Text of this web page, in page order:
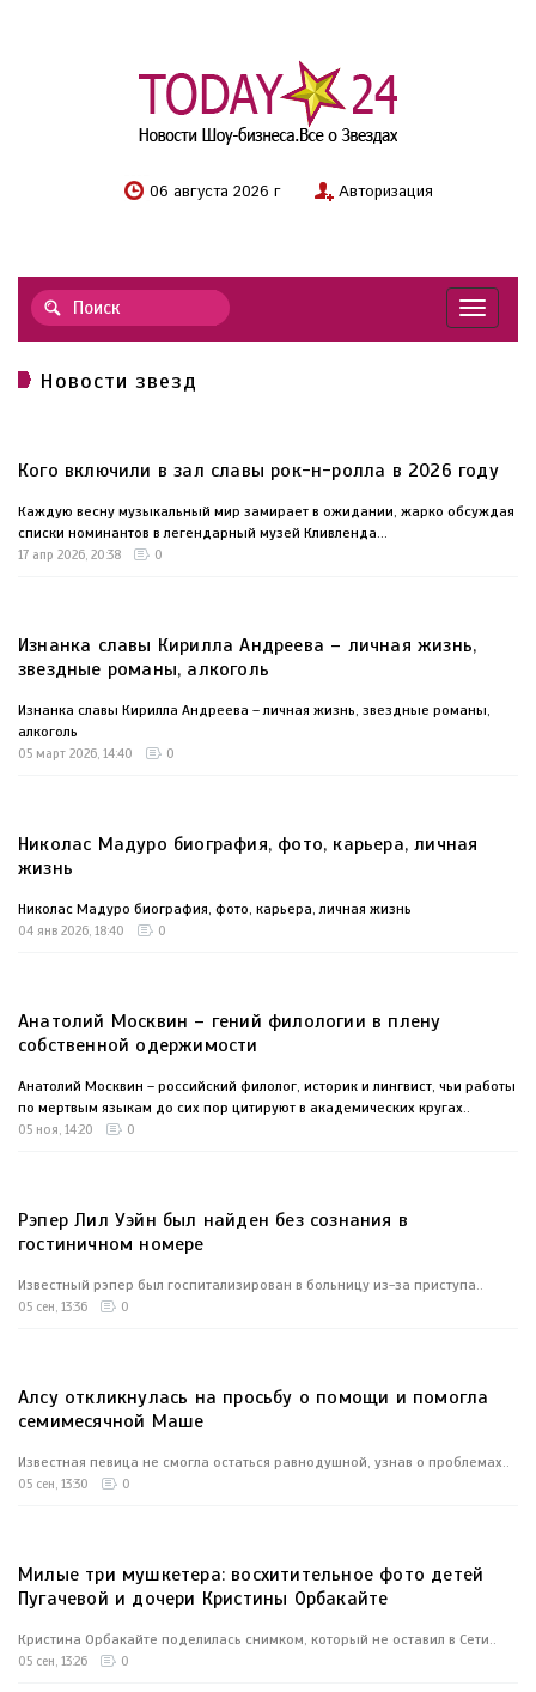
06 августа 2026 г Авторизация
Новости звезд
Кого включили в зал славы рок-н-ролла в 2026 году
Каждую весну музыкальный мир замирает в ожидании, жарко обсуждая
списки номинантов в легендарный музей Кливленда...
17 апр 2026, 20:38
0
Изнанка славы Кирилла Андреева – личная жизнь,
звездные романы, алкоголь
Изнанка славы Кирилла Андреева – личная жизнь, звездные романы,
алкоголь
05 март 2026, 14:40
0
Николас Мадуро биография, фото, карьера, личная
жизнь
Николас Мадуро биография, фото, карьера, личная жизнь
04 янв 2026, 18:40
0
Анатолий Москвин – гений филологии в плену
собственной одержимости
Анатолий Москвин – российский филолог, историк и лингвист, чьи работы
по мертвым языкам до сих пор цитируют в академических кругах..
05 ноя, 14:20
0
Рэпер Лил Уэйн был найден без сознания в
гостиничном номере
Известный рэпер был госпитализирован в больницу из-за приступа..
05 сен, 13:36
0
Алсу откликнулась на просьбу о помощи и помогла
семимесячной Маше
Известная певица не смогла остаться равнодушной, узнав о проблемах..
05 сен, 13:30
0
Милые три мушкетера: восхитительное фото детей
Пугачевой и дочери Кристины Орбакайте
Кристина Орбакайте поделилась снимком, который не оставил в Сети..
05 сен, 13:26
0